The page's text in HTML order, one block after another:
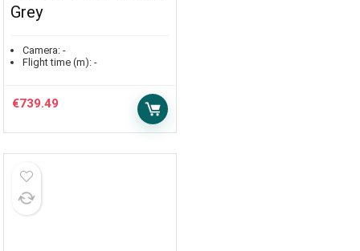
Grey
Camera: -
Flight time (m): -
€739.49